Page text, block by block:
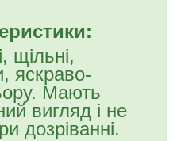
щільні,
яскраво-
Мають
вигляд і не
дозріванні.